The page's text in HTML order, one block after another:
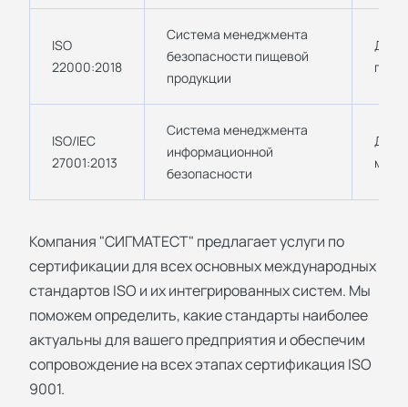
ISO
22000:2018
Система менеджмента
безопасности пищевой
продукции
Для
ISO/IEC
27001:2013
Система менеджмента
информационной
безопасности
Для
Компания "СИГМАТЕСТ" предлагает услуги по
сертификации для всех основных международных
стандартов ISO и их интегрированных систем. Мы
поможем определить, какие стандарты наиболее
актуальны для вашего предприятия и обеспечим
сопровождение на всех этапахсертификация ISO
9001.